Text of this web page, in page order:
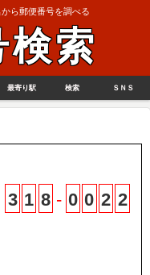
ら郵便番号を調べる
検索
最寄り駅 検索 ＳＮＳ
3 1 8 - 0 0 2 2